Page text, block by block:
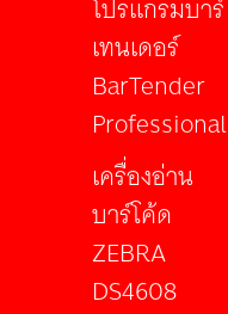
โปรแกรมบาร์
เทนเดอร์
BarTender
Professional
เครื่องอ่าน
บาร์โค้ด
ZEBRA
DS4608